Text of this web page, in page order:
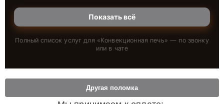
Показать всё
Полный список услуг для «Конвекционная печь» — по звонку
или в чате
Другая поломка